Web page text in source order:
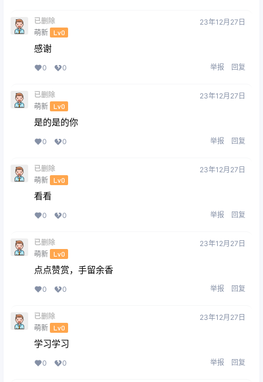
已删除
萌新 Lv0
23年12月27日
感谢
0 0 举报 回复
已删除
萌新 Lv0
23年12月27日
是的是的你
0 0 举报 回复
已删除
萌新 Lv0
23年12月27日
看看
0 0 举报 回复
已删除
萌新 Lv0
23年12月27日
点点赞赏，手留余香
0 0 举报 回复
已删除
萌新 Lv0
23年12月27日
学习学习
0 0 举报 回复